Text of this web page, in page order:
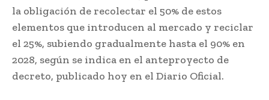
la obligación de recolectar el 50% de estos
elementos que introducen al mercado y reciclar
el 25%, subiendo gradualmente hasta el 90% en
2028, según se indica en el anteproyecto de
decreto, publicado hoy en el Diario Oficial.